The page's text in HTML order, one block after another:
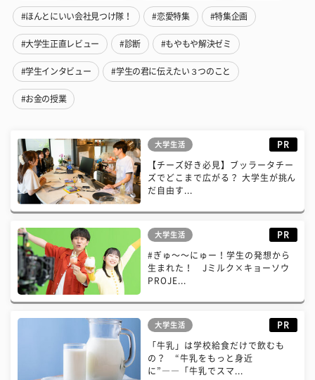
#ほんとにいい会社見つけ隊！ #恋愛特集 #特集企画
#大学生正直レビュー #診断 #もやもや解決ゼミ
#学生インタビュー #学生の君に伝えたい３つのこと
#お金の授業
大学生活 PR
【チーズ好き必見】ブッラータチー
ズでどこまで広がる？ 大学生が挑ん
だ自由す...
大学生活 PR
#ぎゅ〜〜にゅー！学生の発想から
生まれた！ Jミルク×キョーソウ
PROJE...
大学生活 PR
「牛乳」は学校給食だけで飲むも
の？ “牛乳をもっと身近
に”――「牛乳でスマ...